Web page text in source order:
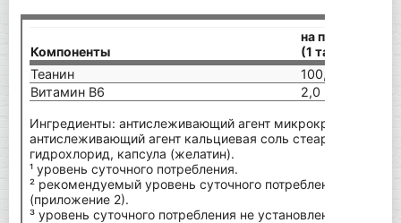
Компоненты
на порцию
(1 таблетка)
Теанин
100,0 мг
Витамин В6
2,0 мг
Ингредиенты: антислеживающий агент
антислеживающий агент кальциевая соль стеариновой
гидрохлорид, капсула (желатин).
¹ уровень суточного потребления.
² рекомендуемый уровень суточного потребления
(приложение 2).
³ уровень суточного потребления не установлен.